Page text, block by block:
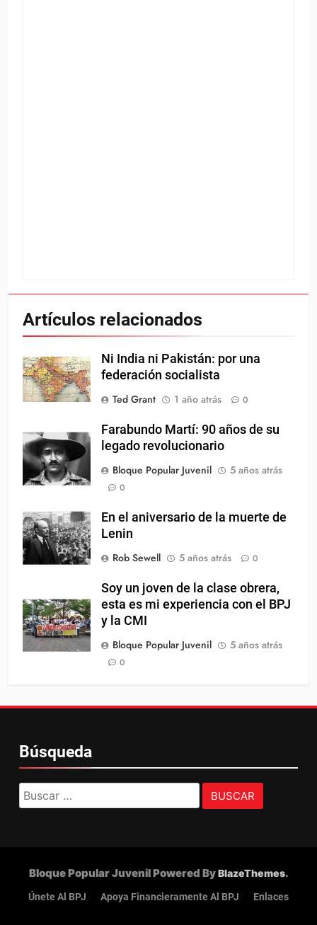
Artículos relacionados
Ni India ni Pakistán: por una
federación socialista
Ted Grant
1 año atrás 0
Farabundo Martí: 90 años de su
legado revolucionario
Bloque Popular Juvenil
5 años atrás
0
En el aniversario de la muerte de
Lenin
Rob Sewell
5 años atrás 0
Soy un joven de la clase obrera,
esta es mi experiencia con el BPJ
y la CMI
Bloque Popular Juvenil
5 años atrás
0
Búsqueda
Buscar:
Bloque Popular Juvenil Powered ByBlazeThemes.
Únete Al BPJ Apoya Financieramente Al BPJ Enlaces